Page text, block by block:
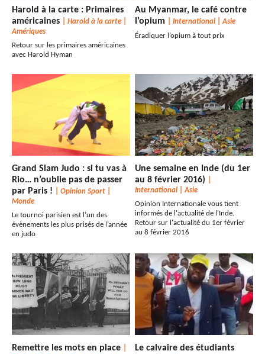
Harold à la carte : Primaires
américaines
Harold à la carte
Amériques
Retour sur les primaires américaines
avec Harold Hyman
Au Myanmar, le café contre
l’opium
|International |Asie
Éradiquer l’opium à tout prix
Grand Slam Judo : si tu vas à
Rio… n’oublie pas de passer
par Paris !
Opinion Sport
Monde
Le tournoi parisien est l’un des
évènements les plus prisés de l’année
en judo
Une semaine en Inde (du 1er
au 8 février 2016)
International
|Asie
Opinion Internationale vous tient
informés de l'actualité de l'Inde.
Retour sur l'actualité du 1er février
au 8 février 2016
Remettre les mots en place
Le calvaire des étudiants